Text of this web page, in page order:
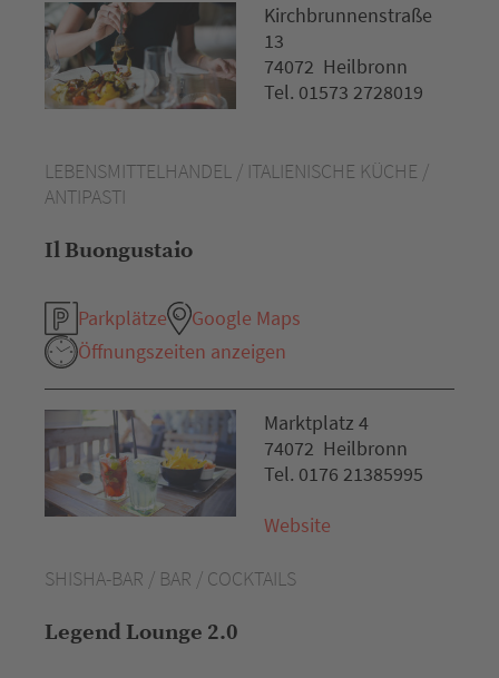
LEBENSMITTELHANDEL / ITALIENISCHE KÜCHE /
ANTIPASTI
Il Buongustaio
Parkplätze
Google Maps
Öffnungszeiten anzeigen
Kirchbrunnenstraße
13
74072 Heilbronn
Tel. 01573 2728019
SHISHA-BAR / BAR / COCKTAILS
Legend Lounge 2.0
Marktplatz 4
74072 Heilbronn
Tel. 0176 21385995
Website